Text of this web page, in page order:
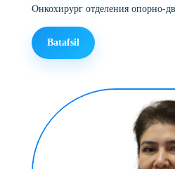
Oнкохирург отделения опорно-
Batafsil